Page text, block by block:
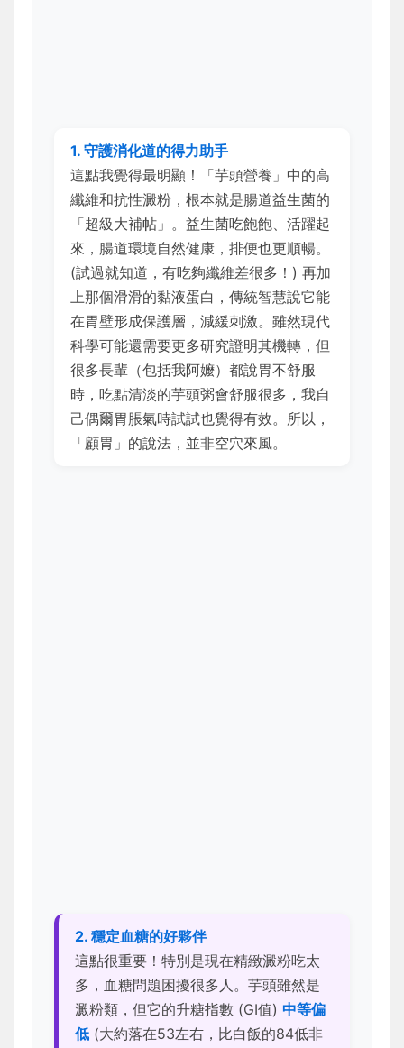
1. 守護消化道的得力助手
這點我覺得最明顯！「芋頭營養」中的高
纖維和抗性澱粉，根本就是腸道益生菌的
「超級大補帖」。益生菌吃飽飽、活躍起
來，腸道環境自然健康，排便也更順暢。
(試過就知道，有吃夠纖維差很多！) 再加
上那個滑滑的黏液蛋白，傳統智慧說它能
在胃壁形成保護層，減緩刺激。雖然現代
科學可能還需要更多研究證明其機轉，但
很多長輩（包括我阿嬤）都說胃不舒服
時，吃點清淡的芋頭粥會舒服很多，我自
己偶爾胃脹氣時試試也覺得有效。所以，
「顧胃」的說法，並非空穴來風。
2. 穩定血糖的好夥伴
這點很重要！特別是現在精緻澱粉吃太
多，血糖問題困擾很多人。芋頭雖然是
澱粉類，但它的升糖指數 (GI值) 中等偏
低 (大約落在53左右，比白飯的84低非